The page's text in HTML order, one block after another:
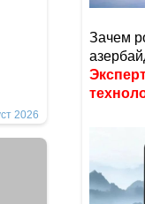
2026
Зачем